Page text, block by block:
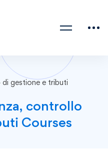
gestione e tributi
controllo
Courses